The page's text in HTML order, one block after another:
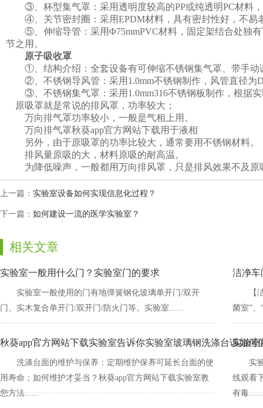
③、杯型集气罩：采用透明度较高的PP或纯透明PC材料
④、关节密封圈：采用EPDM材料，具有密封性好，不易
⑤、伸缩导管：采用Φ75mmPVC材料，固定架结合处
节之用。
原子吸收罩
①、结构介绍：全套设备有可伸缩不锈钢集气罩、带手动
②、不锈钢导风管：采用1.0mm不锈钢制作，风管直
③、不锈钢集气罩：采用1.0mm316不锈钢板制作，根
原吸罩就是常说的排风罩，功率较大；
万向排气罩功率较小，一般是气相上用。
万向排气罩秋葵app官方网站下载用于液相
另外，由于原吸罩的功率比较大，通常要用不锈钢材料。
排风量原吸的大，材料原吸的耐高温。
为降低噪声，一般都用万向排风罩，只是排风效果不及原吸
上一篇： 实验室设备如何实现信息化过程？
下一篇： 如何建设一流的医学实验室？
相关文章
实验室一般用什么门？实验室门的要求
实验室一般使用的门有地弹簧钢化玻璃单开门/双开
门、实木复合单开门/双开门/防火门等。实验室......
洁净车
【
菌室”
秋葵app官方网站下载实验室告诉你实验室玻璃钢洗涤台该如何保养
洗涤台面的维护与保养：定期维护保养可延长台面的使
用寿命；如何维护才妥当？秋葵app官方网站下载实验室教
您方法......
实验室
实
线观看下
有毒......